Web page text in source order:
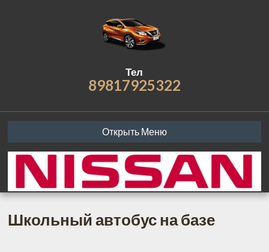
Тел
89817925322
Открыть Меню
Школьный автобус на базе